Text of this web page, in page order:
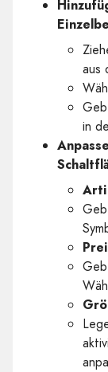
aus
in